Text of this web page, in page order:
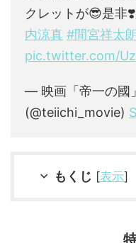
クレットが😎是非❣️
内涼真 #間宮祥太
pic.twitter.com/
— 映画「帝一の國
(@teiichi_movie)
もくじ [表示]